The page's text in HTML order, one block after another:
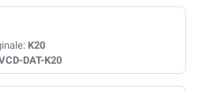
K20
DAT-K20